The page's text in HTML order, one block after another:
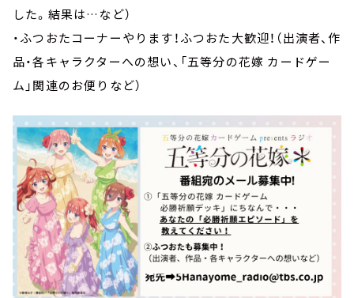
した。結果は…など）
・ふつおたコーナーやります！ふつおた大歓迎！（出演者、作
品・各キャラクターへの想い、「五等分の花嫁 カードゲー
ム」関連のお便りなど）